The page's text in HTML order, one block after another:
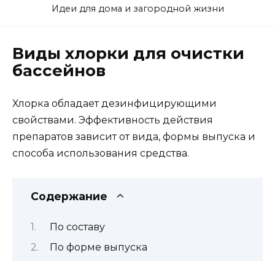
Идеи для дома и загородной жизни
Виды хлорки для очистки
бассейнов
Хлорка обладает дезинфицирующими
свойствами. Эффективность действия
препаратов зависит от вида, формы выпуска и
способа использования средства.
Содержание
По составу
По форме выпуска